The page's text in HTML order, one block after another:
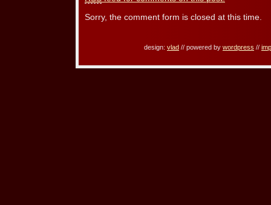
Sorry, the comment form is closed at this time.
design: vlad // powered by wordpress //